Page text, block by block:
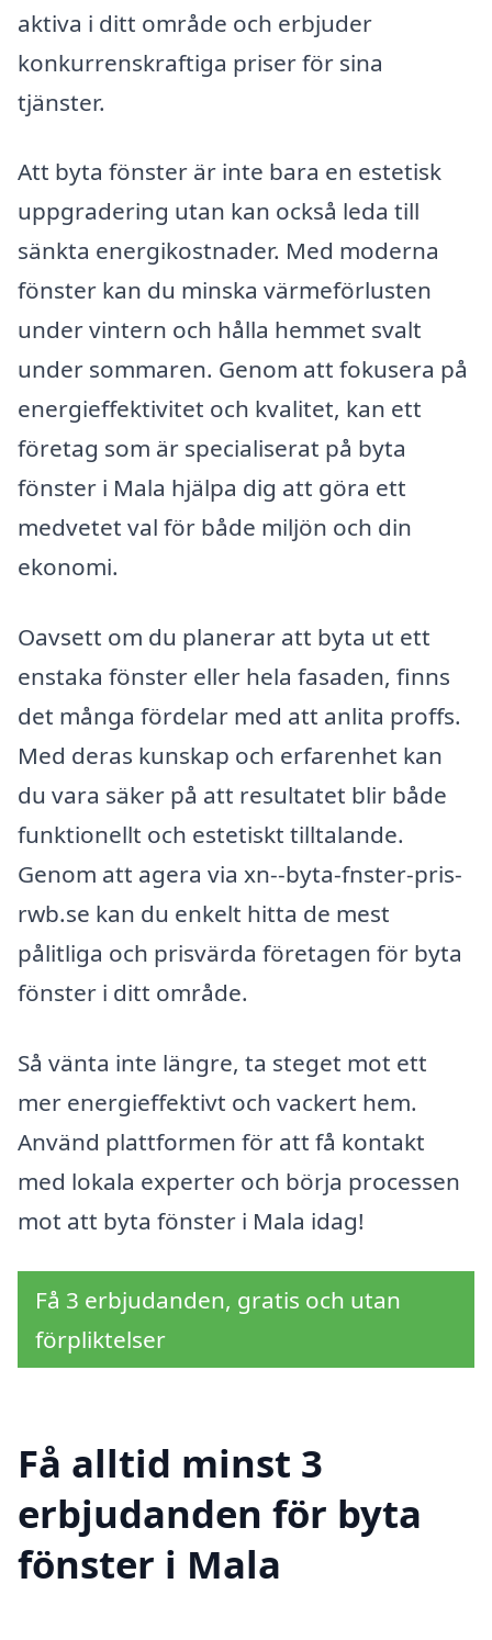
aktiva i ditt område och erbjuder
konkurrenskraftiga priser för sina
tjänster.
Att byta fönster är inte bara en estetisk
uppgradering utan kan också leda till
sänkta energikostnader. Med moderna
fönster kan du minska värmeförlusten
under vintern och hålla hemmet svalt
under sommaren. Genom att fokusera på
energieffektivitet och kvalitet, kan ett
företag som är specialiserat på byta
fönster i Mala hjälpa dig att göra ett
medvetet val för både miljön och din
ekonomi.
Oavsett om du planerar att byta ut ett
enstaka fönster eller hela fasaden, finns
det många fördelar med att anlita proffs.
Med deras kunskap och erfarenhet kan
du vara säker på att resultatet blir både
funktionellt och estetiskt tilltalande.
Genom att agera via xn--byta-fnster-pris-
rwb.se kan du enkelt hitta de mest
pålitliga och prisvärda företagen för byta
fönster i ditt område.
Så vänta inte längre, ta steget mot ett
mer energieffektivt och vackert hem.
Använd plattformen för att få kontakt
med lokala experter och börja processen
mot att byta fönster i Mala idag!
Få 3 erbjudanden, gratis och utan
förpliktelser
Få alltid minst 3
erbjudanden för byta
fönster i Mala